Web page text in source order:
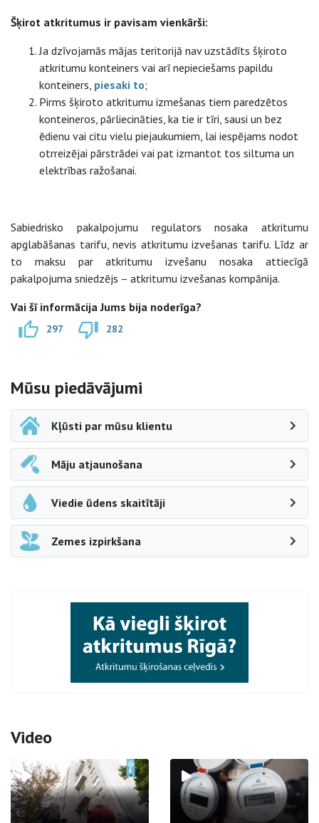
Šķirot atkritumus ir pavisam vienkārši:
Ja dzīvojamās mājas teritorijā nav uzstādīts šķiroto
atkritumu konteiners vai arī nepieciešams papildu
konteiners, piesaki to;
Pirms šķiroto atkritumu izmešanas tiem paredzētos
konteineros, pārliecināties, ka tie ir tīri, sausi un bez
ēdienu vai citu vielu piejaukumiem, lai iespējams nodot
otrreizējai pārstrādei vai pat izmantot tos siltuma un
elektrības ražošanai.
Sabiedrisko pakalpojumu regulators nosaka atkritumu
apglabāšanas tarifu, nevis atkritumu izvešanas tarifu. Līdz ar
to maksu par atkritumu izvešanu nosaka attiecīgā
pakalpojuma sniedzējs – atkritumu izvešanas kompānija.
Vai šī informācija Jums bija noderīga?
297 282
Sāna navigācija
Mūsu piedāvājumi
Kļūsti par mūsu klientu
Māju atjaunošana
Viedie ūdens skaitītāji
Zemes izpirkšana
Video